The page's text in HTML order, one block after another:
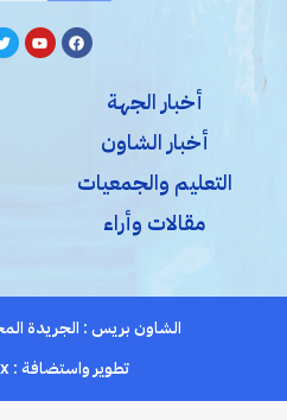
أخبار الجهة
أخبار الشاون
التعليم والجمعيات
مقالات وأراء
الشاون بريس : الجريدة
تطوير واستضافة :